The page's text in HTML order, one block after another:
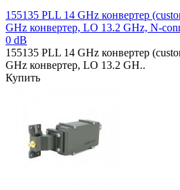
155135 PLL 14 GHz конвертер
GHz конвертер, LO 13.2 GHz, N-
0 dB
155135 PLL 14 GHz конвертер
GHz конвертер, LO 13.2 GH..
Купить